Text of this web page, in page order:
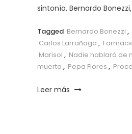
sintonía, Bernardo
Tagged Bernardo Bonezzi ,
Carlos Larrañaga ,
Marisol , Nadie hablará de
muerto , Pepa Flores ,
Leer más